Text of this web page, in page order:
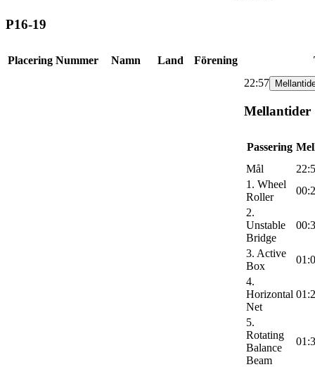
P16-19
Placering Nummer Namn Land Förening
22:57
Mellantider
Passering
Mål
1. Wheel
Roller
2.
Unstable
Bridge
3. Active
Box
4.
Horizontal
Net
5.
Rotating
Balance
Beam